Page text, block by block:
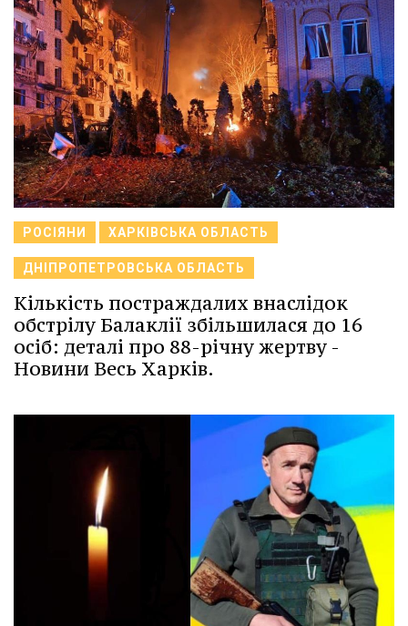
РОСІЯНИ ХАРКІВСЬКА ОБЛАСТЬ
ДНІПРОПЕТРОВСЬКА ОБЛАСТЬ
Кількість постраждалих внаслідок
обстрілу Балаклії збільшилася до 16
осіб: деталі про 88-річну жертву -
Новини Весь Харків.